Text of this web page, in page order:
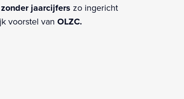
jaarcijfers zo ingericht
voorstel van OLZC.